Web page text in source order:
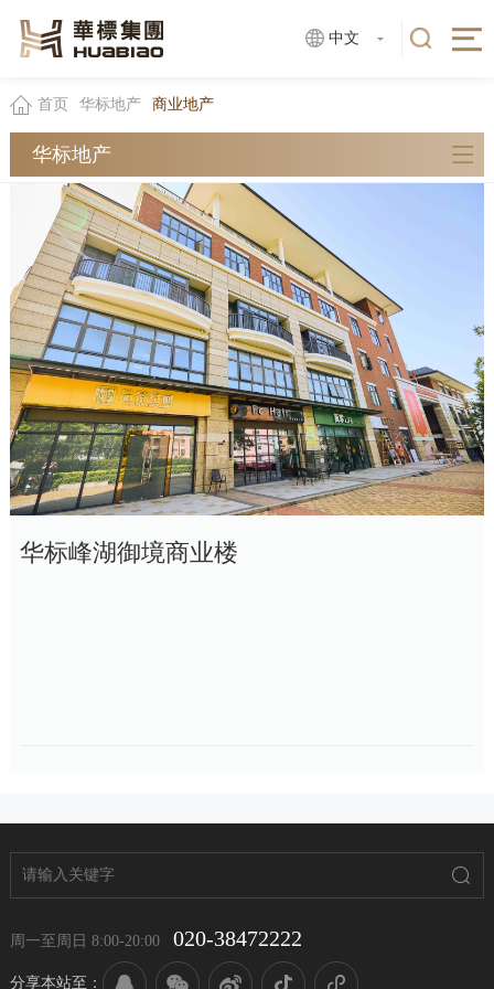
中文
首页 华标地产 商业地产
华标地产
华标峰湖御境商业楼
周一至周日 8:00-20:00 020-38472222
分享本站至：